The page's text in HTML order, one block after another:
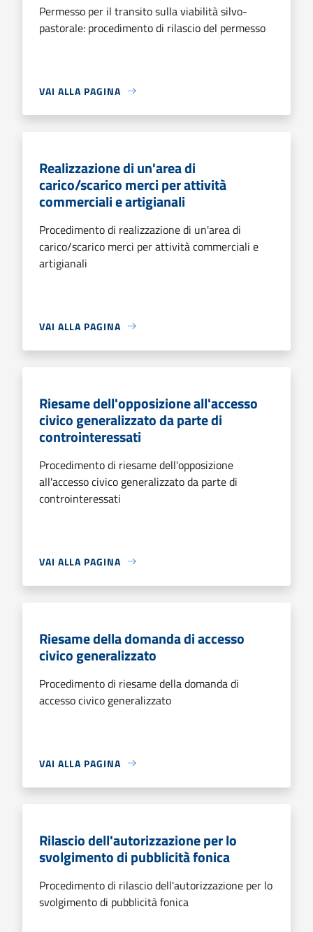
Permesso per il transito sulla viabilità silvo-
pastorale: procedimento di rilascio del permesso
VAI ALLA PAGINA
Realizzazione di un'area di
carico/scarico merci per attività
commerciali e artigianali
Procedimento di realizzazione di un'area di
carico/scarico merci per attività commerciali e
artigianali
VAI ALLA PAGINA
Riesame dell'opposizione all'accesso
civico generalizzato da parte di
controinteressati
Procedimento di riesame dell'opposizione
all'accesso civico generalizzato da parte di
controinteressati
VAI ALLA PAGINA
Riesame della domanda di accesso
civico generalizzato
Procedimento di riesame della domanda di
accesso civico generalizzato
VAI ALLA PAGINA
Rilascio dell'autorizzazione per lo
svolgimento di pubblicità fonica
Procedimento di rilascio dell'autorizzazione per lo
svolgimento di pubblicità fonica